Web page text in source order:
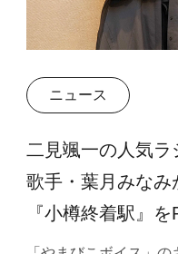
ニュース
二見颯一の人気ラ
歌手・葉月みな
『小樽終着駅』を